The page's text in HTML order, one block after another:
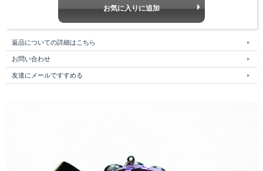
返品についての詳細はこちら
お問い合わせ
友達にメールですすめる